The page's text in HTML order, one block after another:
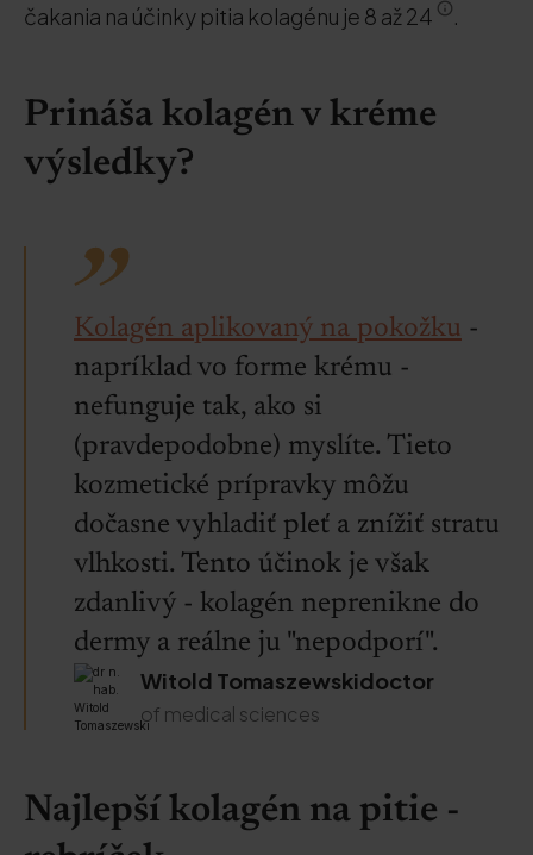
čakania na účinky pitia kolagénu je 8 až 24
Prináša kolagén v kréme
výsledky?
Kolagén aplikovaný na pokožku -
napríklad vo forme krému -
nefunguje tak, ako si
(pravdepodobne) myslíte. Tieto
kozmetické prípravky môžu
dočasne vyhladiť pleť a znížiť stratu
vlhkosti. Tento účinok je však
zdanlivý - kolagén neprenikne do
dermy a reálne ju "nepodporí".
Witold Tomaszewskidoctor
of medical sciences
Najlepší kolagén na pitie -